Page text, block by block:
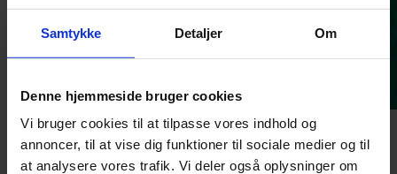
Samtykke Detaljer Om
Denne hjemmeside bruger cookies
Vi bruger cookies til at tilpasse vores indhold og
annoncer, til at vise dig funktioner til sociale medier og til
at analysere vores trafik. Vi deler også oplysninger om